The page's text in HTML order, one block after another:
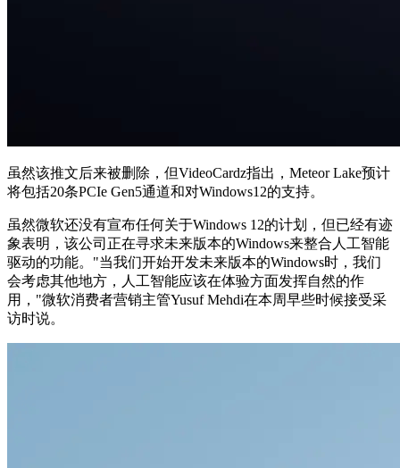
虽然该推文后来被删除，但VideoCardz指出，Meteor Lake预计
将包括20条PCIe Gen5通道和对Windows12的支持。
虽然微软还没有宣布任何关于Windows 12的计划，但已经有迹
象表明，该公司正在寻求未来版本的Windows来整合人工智能
驱动的功能。"当我们开始开发未来版本的Windows时，我们
会考虑其他地方，人工智能应该在体验方面发挥自然的作
用，"微软消费者营销主管Yusuf Mehdi在本周早些时候接受采
访时说。